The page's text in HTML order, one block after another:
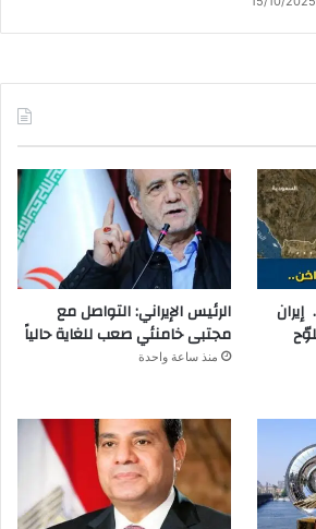
الرئيس الإيراني: التواصل مع
مجتبى خامنئي صعب للغاية حالياً
منذ ساعة واحدة